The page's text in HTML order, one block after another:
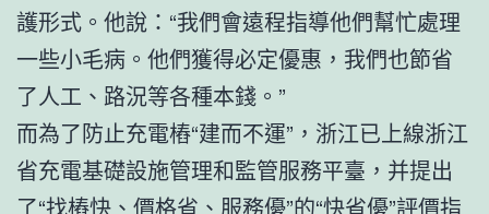
護形式。他說：“我們會遠程指導他們幫忙處理
一些小毛病。他們獲得必定優惠，我們也節省
了人工、路況等各種本錢。”
而為了防止充電樁“建而不運”，浙江已上線浙江
省充電基礎設施管理和監管服務平臺，并提出
了“找樁快、價格省、服務優”的“快省優”評價指